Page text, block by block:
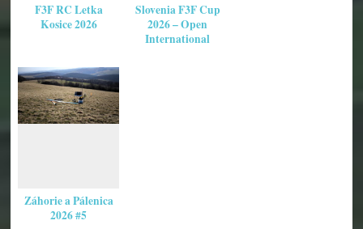
F3F RC Letka
Kosice 2026
Slovenia F3F Cup
2026 – Open
International
Záhorie a Pálenica
2026 #5